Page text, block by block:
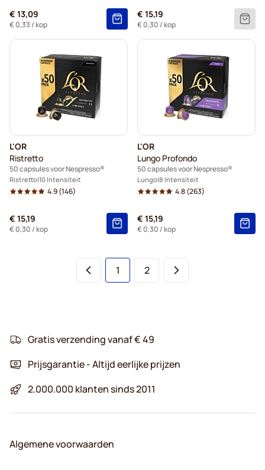
€ 13,09
€ 0,33 / kop
€ 15,19
€ 0,30 / kop
L'OR
Ristretto
50 capsules voor Nespresso®
Ristretto 10 Intensiteit
4.9(146)
€ 15,19
€ 0,30 / kop
L'OR
Lungo Profondo
50 capsules voor Nespresso®
Lungo 8 Intensiteit
4.8(263)
€ 15,19
€ 0,30 / kop
U lees momenteel pagina
1 Pagina
2
Gratis verzending vanaf € 49
Prijsgarantie - Altijd eerlijke prijzen
2.000.000 klanten sinds 2011
Algemene voorwaarden